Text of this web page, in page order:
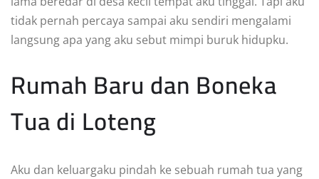
tidak pernah percaya sampai aku sendiri mengalami
langsung apa yang aku sebut mimpi buruk hidupku.
Rumah Baru dan Boneka
Tua di Loteng
Aku dan keluargaku pindah ke sebuah rumah tua yang